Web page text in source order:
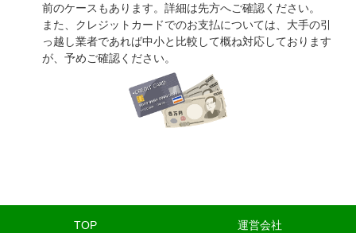
前のケースもあります。詳細は先方へご確認ください。
また、クレジットカードでのお支払については、大手の引
っ越し業者であれば中小と比較して概ね対応しております
が、予めご確認ください。
TOP 運営会社